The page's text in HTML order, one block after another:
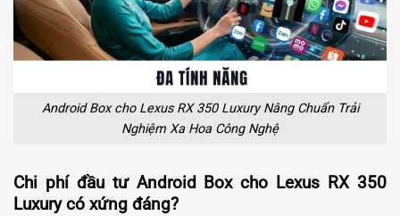
Android Box cho Lexus RX 350 Luxury Nâng Chuẩn Trải
Nghiệm Xa Hoa Công Nghệ
Chi phí đầu tư Android Box cho Lexus RX 350
Luxury có xứng đáng?